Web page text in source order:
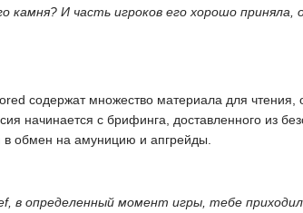
камня? И часть игроков его хорошо
содержат множество материала для
начинается с брифинга, доставленного из
обмен на амуницию и апгрейды.
в определенный момент игры, тебе